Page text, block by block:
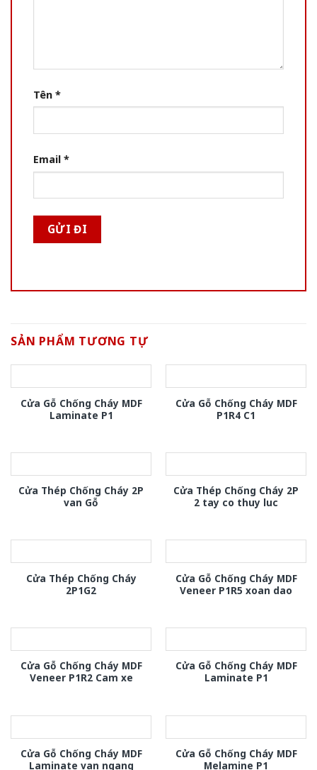
Tên *
Email *
SẢN PHẨM TƯƠNG TỰ
Cửa Gỗ Chống Cháy MDF
Laminate P1
Cửa Gỗ Chống Cháy MDF
P1R4 C1
Cửa Thép Chống Cháy 2P
van Gỗ
Cửa Thép Chống Cháy 2P
2 tay co thuy luc
Cửa Thép Chống Cháy
2P1G2
Cửa Gỗ Chống Cháy MDF
Veneer P1R5 xoan dao
Cửa Gỗ Chống Cháy MDF
Veneer P1R2 Cam xe
Cửa Gỗ Chống Cháy MDF
Laminate P1
Cửa Gỗ Chống Cháy MDF
Laminate van ngang
Cửa Gỗ Chống Cháy MDF
Melamine P1